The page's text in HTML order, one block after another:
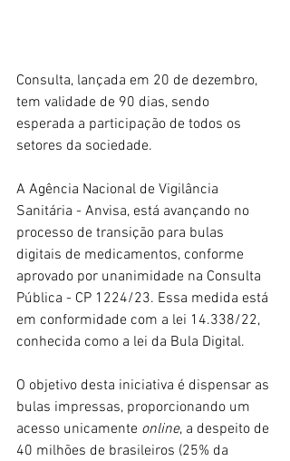
Consulta, lançada em 20 de dezembro,
tem validade de 90 dias, sendo
esperada a participação de todos os
setores da sociedade.
A Agência Nacional de Vigilância
Sanitária - Anvisa, está avançando no
processo de transição para bulas
digitais de medicamentos, conforme
aprovado por unanimidade na Consulta
Pública - CP 1224/23. Essa medida está
em conformidade com a lei 14.338/22,
conhecida como a lei da Bula Digital.
O objetivo desta iniciativa é dispensar as
bulas impressas, proporcionando um
acesso unicamente online, a despeito de
40 milhões de brasileiros (25% da